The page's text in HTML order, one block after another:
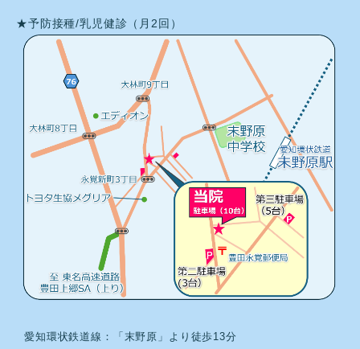
★予防接種/乳児健診（月2回）
愛知環状鉄道線：「末野原」より徒歩13分